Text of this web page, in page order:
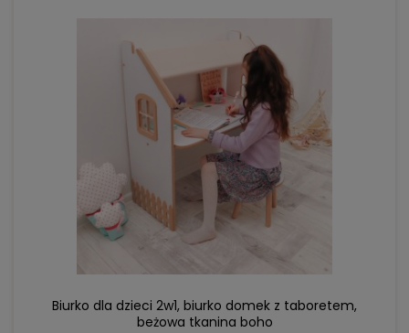
Biurko dla dzieci 2w1, biurko domek z taboretem,
beżowa tkanina boho
DO KOSZYKA